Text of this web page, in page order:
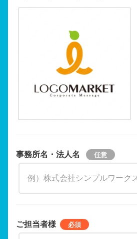
事務所名・法人名
ご担当者様